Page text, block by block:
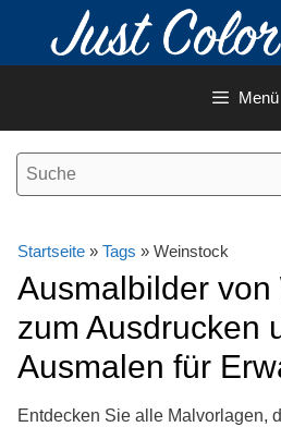
Inhalt
Menü
Startseite » Tags » Weinstock
Ausmalbilder von
zum Ausdrucken
Ausmalen für
Entdecken Sie alle Malvorlagen,